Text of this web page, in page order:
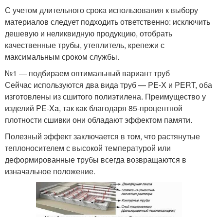
С учетом длительного срока использования к выбору
материалов следует подходить ответственно: исключить
дешевую и неликвидную продукцию, отобрать
качественные трубы, утеплитель, крепежи с
максимальным сроком службы.
№1 — подбираем оптимальный вариант труб
Сейчас используются два вида труб — PE-X и PERT, оба
изготовлены из сшитого полиэтилена. Преимущество у
изделий PE-Xa, так как благодаря 85-процентной
плотности сшивки они обладают эффектом памяти.
Полезный эффект заключается в том, что растянутые
теплоносителем с высокой температурой или
деформированные трубы всегда возвращаются в
изначальное положение.